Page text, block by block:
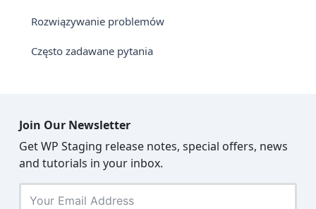
Rozwiązywanie problemów
Często zadawane pytania
Join Our Newsletter
Get WP Staging release notes, special offers, news
and tutorials in your inbox.